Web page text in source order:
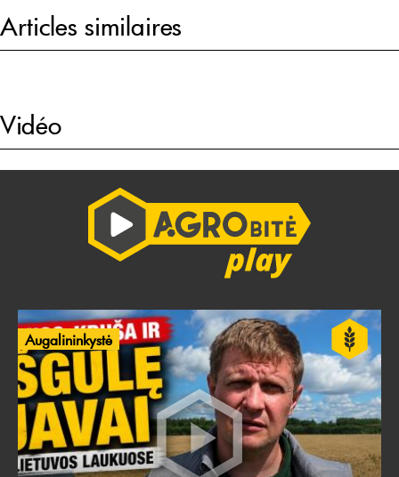
Articles similaires
Vidéo
Augalininkystė